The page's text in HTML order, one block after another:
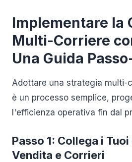
Implementare la
Multi-Corriere
Una Guida
Adottare una strategia multi-
è un processo semplice,
l'efficienza operativa fin dal
Passo 1: Collega i
Vendita e Corrieri